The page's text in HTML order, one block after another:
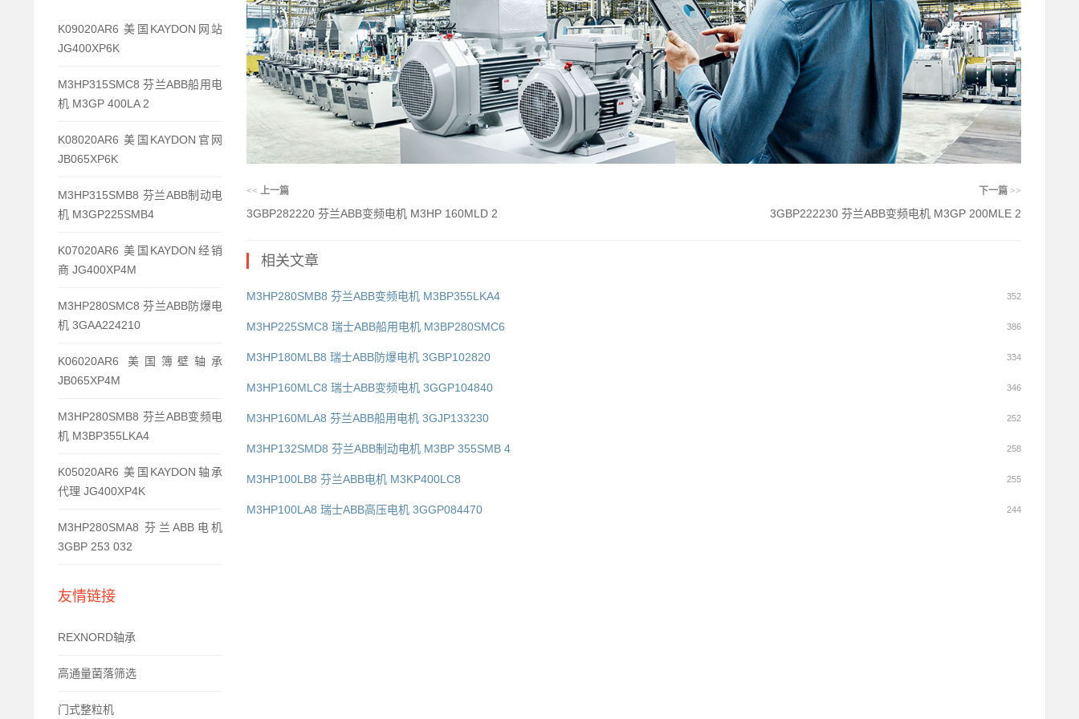
K09020AR6 美国KAYDON网站
JG400XP6K
M3HP315SMC8 芬兰ABB船用电
机 M3GP 400LA 2
K08020AR6 美国KAYDON官网
JB065XP6K
M3HP315SMB8 芬兰ABB制动电
机 M3GP225SMB4
K07020AR6 美国KAYDON经销
商 JG400XP4M
M3HP280SMC8 芬兰ABB防爆电
机 3GAA224210
K06020AR6 美国簿壁轴承
JB065XP4M
M3HP280SMB8 芬兰ABB变频电
机 M3BP355LKA4
K05020AR6 美国KAYDON轴承
代理 JG400XP4K
M3HP280SMA8 芬兰ABB电机
3GBP 253 032
友情链接
REXNORD轴承
高通量菌落筛选
门式整粒机
<< 上一篇
3GBP282220 芬兰ABB变频电机 M3HP 160MLD 2
下一篇 >>
3GBP222230 芬兰ABB变频电机 M3GP 200MLE 2
相关文章
352
M3HP280SMB8 芬兰ABB变频电机 M3BP355LKA4
386
M3HP225SMC8 瑞士ABB船用电机 M3BP280SMC6
334
M3HP180MLB8 瑞士ABB防爆电机 3GBP102820
346
M3HP160MLC8 瑞士ABB变频电机 3GGP104840
252
M3HP160MLA8 芬兰ABB船用电机 3GJP133230
258
M3HP132SMD8 芬兰ABB制动电机 M3BP 355SMB 4
255
M3HP100LB8 芬兰ABB电机 M3KP400LC8
244
M3HP100LA8 瑞士ABB高压电机 3GGP084470